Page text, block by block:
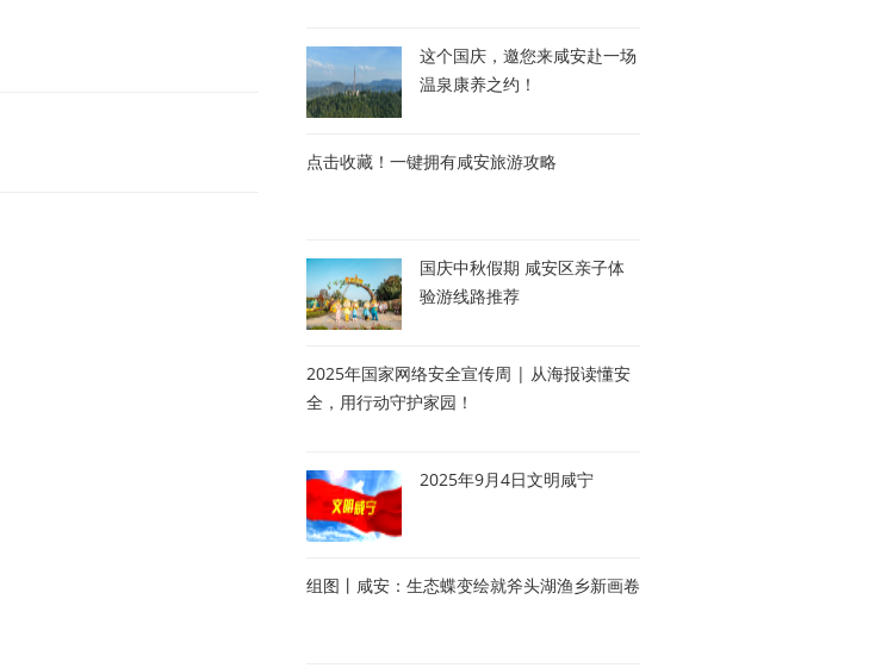
这个国庆，邀您来咸安赴一场
温泉康养之约！
点击收藏！一键拥有咸安旅游攻略
国庆中秋假期 咸安区亲子体
验游线路推荐
2025年国家网络安全宣传周 | 从海报读懂安
全，用行动守护家园！
2025年9月4日文明咸宁
组图丨咸安：生态蝶变绘就斧头湖渔乡新画卷